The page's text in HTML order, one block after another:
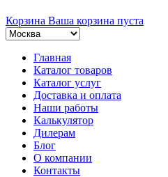
Корзина Ваша корзина пуста
Главная
Каталог товаров
Каталог услуг
Доставка и оплата
Наши работы
Калькулятор
Дилерам
Блог
О компании
Контакты